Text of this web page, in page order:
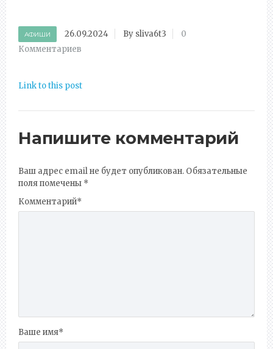
АФИШИ 26.09.2024 By sliva6t3
0
Комментариев
Link to this post
Напишите комментарий
Ваш адрес email не будет опубликован. Обязательные
поля помечены *
Комментарий*
Ваше имя*